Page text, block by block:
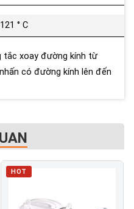
° C
tắc xoay đường kính từ
có đường kính lên đến
HOT